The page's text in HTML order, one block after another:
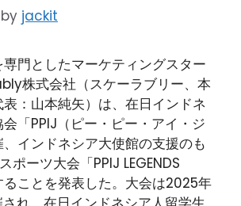
by jackit
門としたマーケティングスター
株式会社（スケーラブリー、本
：山本純矢）は、在日インドネ
「PPIJ（ピー・ピー・アイ・ジ
インドネシア大使館の支援のも
ポーツ大会「PPIJ LEGENDS
ることを発表した。大会は2025年